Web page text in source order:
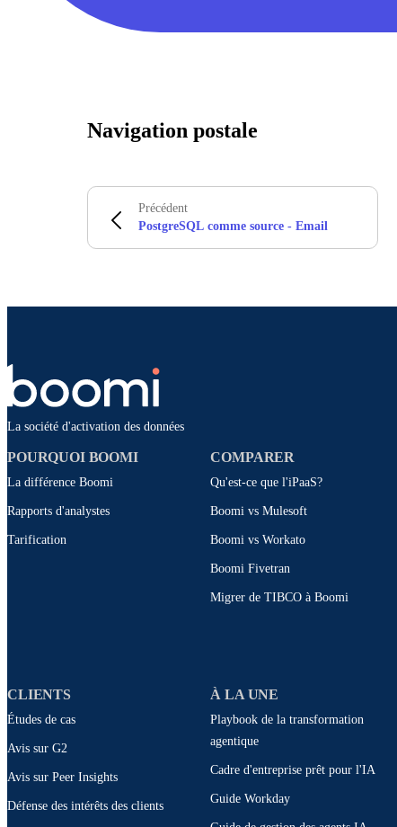
Navigation postale
Précédent
PostgreSQL comme source - Email
La société d'activation des données
POURQUOI BOOMI
La différence Boomi
Rapports d'analystes
Tarification
COMPARER
Qu'est-ce que l'iPaaS?
Boomi vs Mulesoft
Boomi vs Workato
Boomi Fivetran
Migrer de TIBCO à Boomi
CLIENTS
Études de cas
Avis sur G2
Avis sur Peer Insights
Défense des intérêts des clients
À LA UNE
Playbook de la transformation
agentique
Cadre d'entreprise prêt pour l'IA
Guide Workday